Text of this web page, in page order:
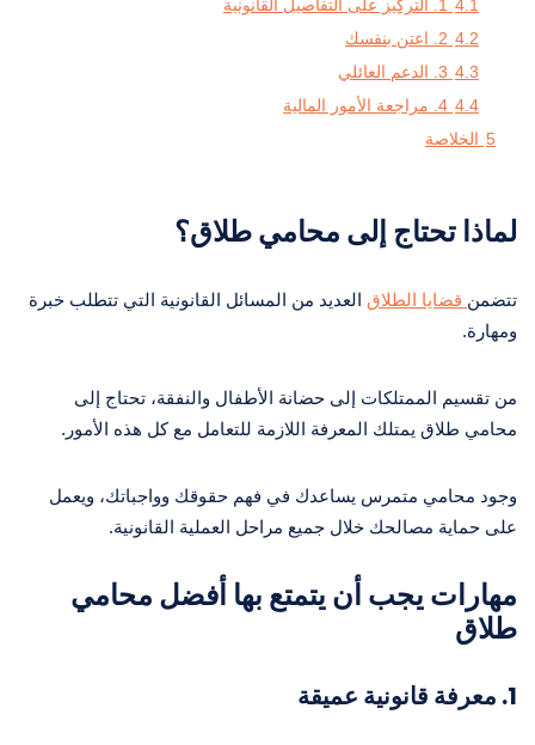
4.1 1. التركيز على التفاصيل القانونية
4.2 2. اعتن بنفسك
4.3 3. الدعم العائلي
4.4 4. مراجعة الأمور المالية
5
الخلاصة
لماذا تحتاج إلى محامي طلاق؟
تتضمن قضايا الطلاق العديد من المسائل القانونية التي تتطلب خبرة
ومهارة.
من تقسيم الممتلكات إلى حضانة الأطفال والنفقة، تحتاج إلى
محامي طلاق يمتلك المعرفة اللازمة للتعامل مع كل هذه الأمور.
وجود محامي متمرس يساعدك في فهم حقوقك وواجباتك، ويعمل
على حماية مصالحك خلال جميع مراحل العملية القانونية.
مهارات يجب أن يتمتع بها أفضل محامي
طلاق
1. معرفة قانونية عميقة